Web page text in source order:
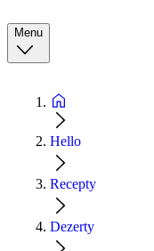
Menu
Hello
Recepty
Dezerty